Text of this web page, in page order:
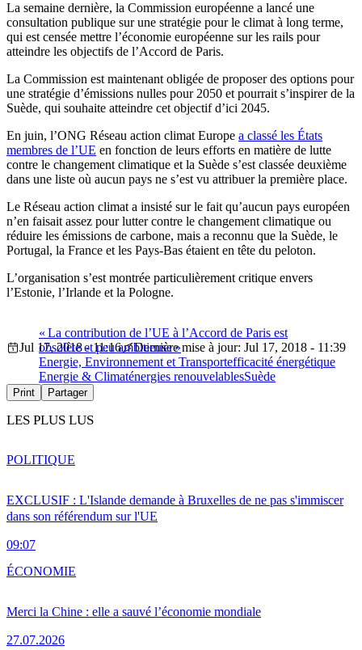
La semaine dernière, la Commission européenne a lancé une
consultation publique sur une stratégie pour le climat à long terme,
qui est censée mettre l’économie européenne sur les rails pour
atteindre les objectifs de l’Accord de Paris.
La Commission est maintenant obligée de proposer des options pour
une stratégie d’émissions nulles pour 2050 et pourrait s’inspirer de la
Suède, qui souhaite atteindre cet objectif d’ici 2045.
En juin, l’ONG Réseau action climat Europe a classé les États
membres de l’UE en fonction de leurs efforts en matière de lutte
contre le changement climatique et la Suède s’est classée deuxième
dans une liste où aucun pays ne s’est vu attribuer la première place.
Le Réseau action climat a insisté sur le fait qu’aucun pays européen
n’en faisait assez pour lutter contre le changement climatique ou
réduire les émissions de carbone, mais a reconnu que la Suède, le
Portugal, la France et les Pays-Bas étaient en tête du peloton.
L’organisation s’est montrée particulièrement critique envers
l’Estonie, l’Irlande et la Pologne.
« La contribution de l’UE à l’Accord de Paris est
obsolète et peu ambitieuse »
Jul 17, 2018 - 11:16
Dernière mise à jour: Jul 17, 2018 - 11:39
Energie, Environnement et Transportefficacité énergétique
Energie & Climaténergies renouvelablesSuède
Print Partager
LES PLUS LUS
EXCLUSIF : L'Islande demande à Bruxelles de ne pas s'immiscer
dans son référendum sur l'UE
09:07
POLITIQUE
Merci la Chine : elle a sauvé l’économie mondiale
27.07.2026
ÉCONOMIE